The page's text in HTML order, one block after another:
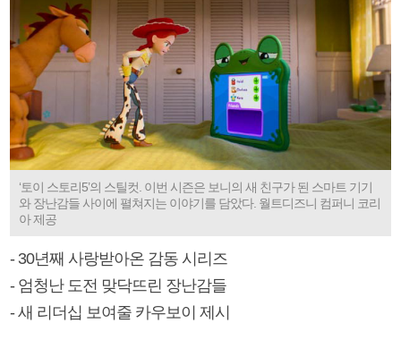
‘토이 스토리5’의 스틸컷. 이번 시즌은 보니의 새 친구가 된 스마트 기기
와 장난감들 사이에 펼쳐지는 이야기를 담았다. 월트디즈니 컴퍼니 코리
아 제공
- 30년째 사랑받아온 감동 시리즈
- 엄청난 도전 맞닥뜨린 장난감들
- 새 리더십 보여줄 카우보이 제시